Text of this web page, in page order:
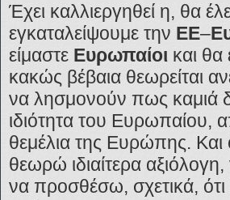
Έχει καλλιεργηθεί η, θα
εγκαταλείψουμε την ΕΕ–
είμαστε Ευρωπαίοι και θα
κακώς βέβαια θεωρείται
να λησμονούν πως καμιά
ιδιότητα του Ευρωπαίου,
θεμέλια της Ευρώπης. Και
θεωρώ ιδιαίτερα αξιόλογη,
να προσθέσω, σχετικά,